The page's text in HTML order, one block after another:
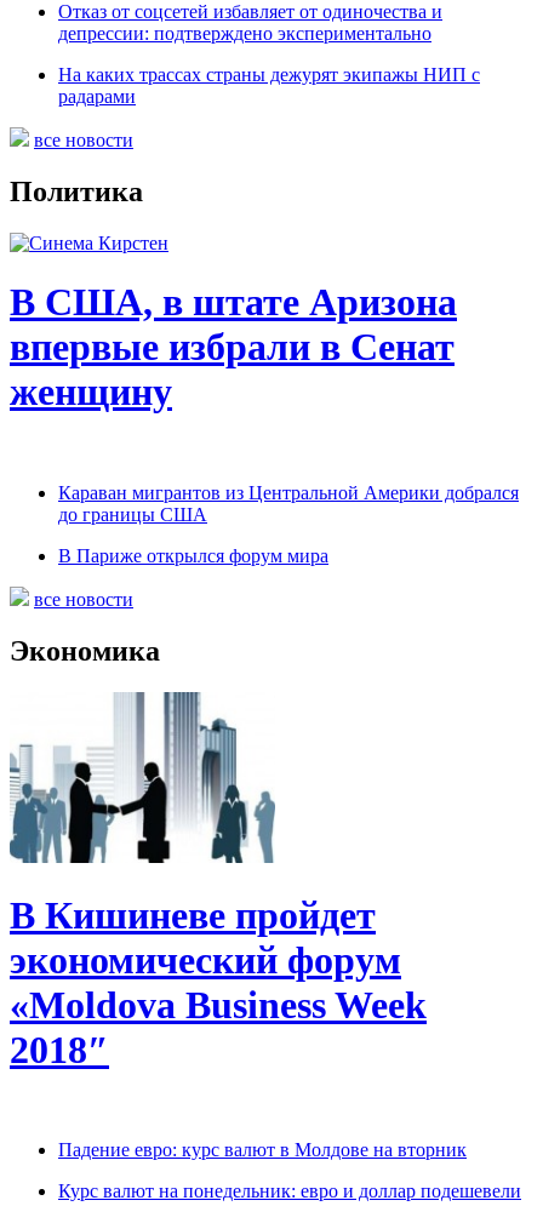
Отказ от соцсетей избавляет от одиночества и
депрессии: подтверждено экспериментально
На каких трассах страны дежурят экипажы НИП с
радарами
все новости
Политика
В США, в штате Аризона
впервые избрали в Сенат
женщину
Караван мигрантов из Центральной Америки добрался
до границы США
В Париже открылся форум мира
все новости
Экономика
В Кишиневе пройдет
экономический форум
«Moldova Business Week
2018″
Падение евро: курс валют в Молдове на вторник
Курс валют на понедельник: евро и доллар подешевели